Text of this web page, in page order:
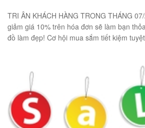
TRI ÂN KHÁCH HÀNG TRONG THÁNG
giảm giá 10% trên hóa đơn sẽ làm bạn
đồ làm đẹp! Cơ hội mua sắm tiết kiệm